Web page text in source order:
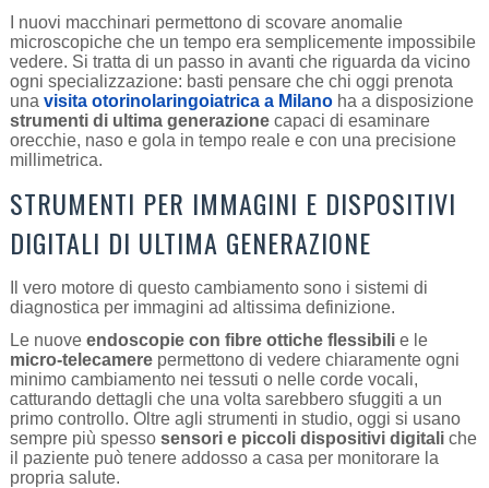
I nuovi macchinari permettono di scovare anomalie
microscopiche che un tempo era semplicemente impossibile
vedere. Si tratta di un passo in avanti che riguarda da vicino
ogni specializzazione: basti pensare che chi oggi prenota
una visita otorinolaringoiatrica a Milanoha a disposizione
strumenti di ultima generazionecapaci di esaminare
orecchie, naso e gola in tempo reale e con una precisione
millimetrica.
STRUMENTI PER IMMAGINI E DISPOSITIVI
DIGITALI DI ULTIMA GENERAZIONE
Il vero motore di questo cambiamento sono i sistemi di
diagnostica per immagini ad altissima definizione.
Le nuove endoscopie con fibre ottiche flessibilie le
micro-telecamerepermettono di vedere chiaramente ogni
minimo cambiamento nei tessuti o nelle corde vocali,
catturando dettagli che una volta sarebbero sfuggiti a un
primo controllo. Oltre agli strumenti in studio, oggi si usano
sempre più spesso sensori e piccoli dispositivi digitaliche
il paziente può tenere addosso a casa per monitorare la
propria salute.